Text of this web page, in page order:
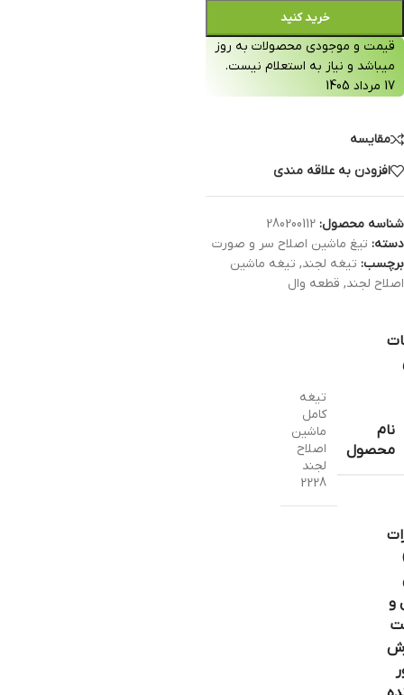
خرید کنید
قیمت و موجودی محصولات به روز
میباشد و نیاز به استعلام نیست.
17 مرداد 1405
مقایسه
افزودن به علاقه مندی
شناسه محصول: 280200112
دسته: تیغ ماشین اصلاح سر و صورت
برچسب: تیغه لجند, تیغه ماشین
اصلاح لجند, قطعه وال
نام
محصول
تیغه
کامل
ماشین
اصلاح
لجند
2228
و